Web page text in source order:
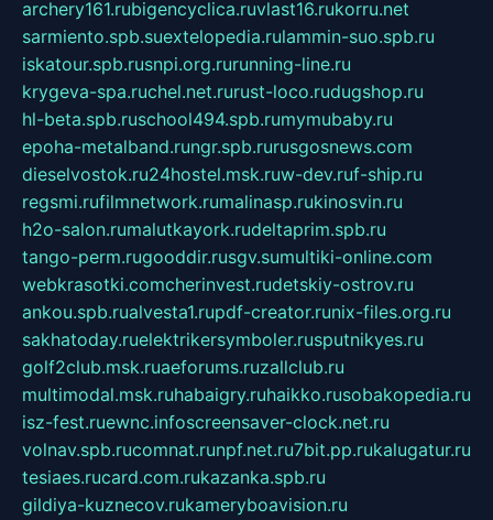
archery161.rubigencyclica.ruvlast16.rukorru.net
sarmiento.spb.suextelopedia.rulammin-suo.spb.ru
iskatour.spb.rusnpi.org.rurunning-line.ru
krygeva-spa.ruchel.net.rurust-loco.rudugshop.ru
hl-beta.spb.ruschool494.spb.rumymubaby.ru
epoha-metalband.rungr.spb.rurusgosnews.com
dieselvostok.ru24hostel.msk.ruw-dev.ruf-ship.ru
regsmi.rufilmnetwork.rumalinasp.rukinosvin.ru
h2o-salon.rumalutkayork.rudeltaprim.spb.ru
tango-perm.rugooddir.rusgv.sumultiki-online.com
webkrasotki.comcherinvest.rudetskiy-ostrov.ru
ankou.spb.rualvesta1.rupdf-creator.runix-files.org.ru
sakhatoday.ruelektrikersymboler.rusputnikyes.ru
golf2club.msk.ruaeforums.ruzallclub.ru
multimodal.msk.ruhabaigry.ruhaikko.rusobakopedia.ru
isz-fest.ruewnc.infoscreensaver-clock.net.ru
volnav.spb.rucomnat.runpf.net.ru7bit.pp.rukalugatur.ru
tesiaes.rucard.com.rukazanka.spb.ru
gildiya-kuznecov.rukameryboavision.ru